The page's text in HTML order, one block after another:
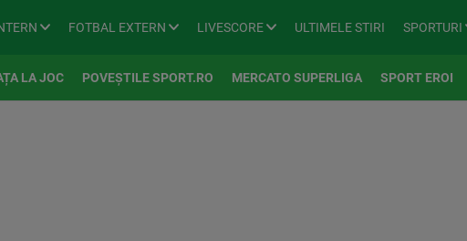
FOTBAL EXTERN LIVESCORE ULTIMELE STIRI SPORTURI
LA JOC POVEȘTILE SPORT.RO MERCATO SUPERLIGA SPORT EROI